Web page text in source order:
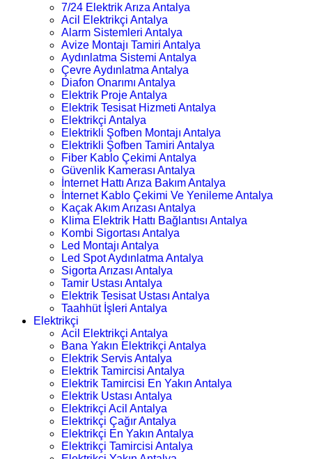
7/24 Elektrik Arıza Antalya
Acil Elektrikçi Antalya
Alarm Sistemleri Antalya
Avize Montajı Tamiri Antalya
Aydınlatma Sistemi Antalya
Çevre Aydınlatma Antalya
Diafon Onarımı Antalya
Elektrik Proje Antalya
Elektrik Tesisat Hizmeti Antalya
Elektrikçi Antalya
Elektrikli Şofben Montajı Antalya
Elektrikli Şofben Tamiri Antalya
Fiber Kablo Çekimi Antalya
Güvenlik Kamerası Antalya
İnternet Hattı Arıza Bakım Antalya
İnternet Kablo Çekimi Ve Yenileme Antalya
Kaçak Akım Arızası Antalya
Klima Elektrik Hattı Bağlantısı Antalya
Kombi Sigortası Antalya
Led Montajı Antalya
Led Spot Aydınlatma Antalya
Sigorta Arızası Antalya
Tamir Ustası Antalya
Elektrik Tesisat Ustası Antalya
Taahhüt İşleri Antalya
Elektrikçi
Acil Elektrikçi Antalya
Bana Yakın Elektrikçi Antalya
Elektrik Servis Antalya
Elektrik Tamircisi Antalya
Elektrik Tamircisi En Yakın Antalya
Elektrik Ustası Antalya
Elektrikçi Acil Antalya
Elektrikçi Çağır Antalya
Elektrikçi En Yakın Antalya
Elektrikçi Tamircisi Antalya